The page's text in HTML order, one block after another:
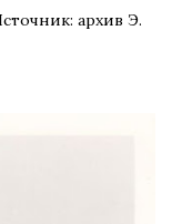
архив Э.